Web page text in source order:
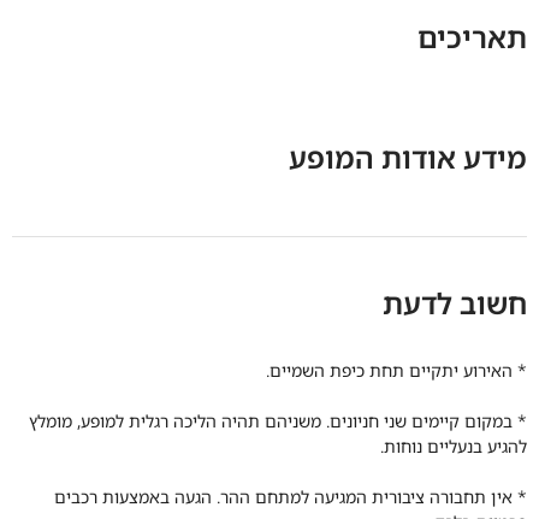
תאריכים
מידע אודות המופע
חשוב לדעת
* האירוע יתקיים תחת כיפת השמיים.
* במקום קיימים שני חניונים. משניהם תהיה הליכה רגלית למופע, מומלץ
להגיע בנעליים נוחות.
* אין תחבורה ציבורית המגיעה למתחם ההר. הגעה באמצעות רכבים